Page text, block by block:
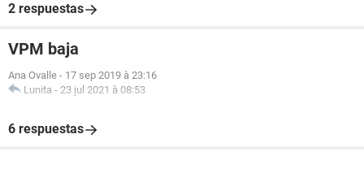
2 respuestas
VPM baja
Ana Ovalle - 17 sep 2019 à 23:16
Lunita - 23 jul 2021 à 08:53
6 respuestas